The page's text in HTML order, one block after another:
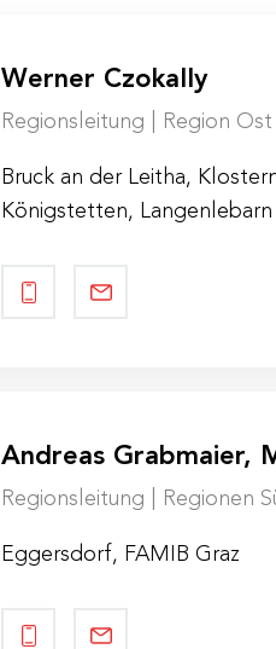
Werner Czokally
Regionsleitung | Region Ost
Bruck an der Leitha,
Königstetten, Langenlebarn
Andreas Grabmaier,
Regionsleitung | Regionen
Eggersdorf, FAMIB Graz